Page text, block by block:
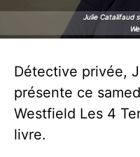
Julie Catalifaud
Julie Catalifaud
Détective privée,
présente ce
Westfield Les 4
livre.